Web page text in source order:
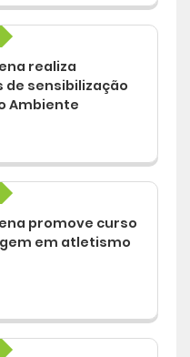
realiza
de sensibilização
Ambiente
promove curso
em atletismo